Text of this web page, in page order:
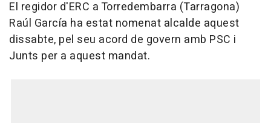
El regidor d'ERC a Torredembarra (Tarragona)
Raúl García ha estat nomenat alcalde aquest
dissabte, pel seu acord de govern amb PSC i
Junts per a aquest mandat.